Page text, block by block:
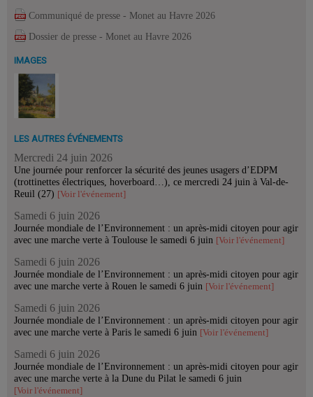
Communiqué de presse - Monet au Havre 2026
Dossier de presse - Monet au Havre 2026
IMAGES
LES AUTRES ÉVÉNEMENTS
Mercredi 24 juin 2026
Une journée pour renforcer la sécurité des jeunes usagers d’EDPM
(trottinettes électriques, hoverboard…), ce mercredi 24 juin à Val-de-
Reuil (27) [Voir l'événement]
Samedi 6 juin 2026
Journée mondiale de l’Environnement : un après-midi citoyen pour agir
avec une marche verte à Toulouse le samedi 6 juin [Voir l'événement]
Samedi 6 juin 2026
Journée mondiale de l’Environnement : un après-midi citoyen pour agir
avec une marche verte à Rouen le samedi 6 juin [Voir l'événement]
Samedi 6 juin 2026
Journée mondiale de l’Environnement : un après-midi citoyen pour agir
avec une marche verte à Paris le samedi 6 juin [Voir l'événement]
Samedi 6 juin 2026
Journée mondiale de l’Environnement : un après-midi citoyen pour agir
avec une marche verte à la Dune du Pilat le samedi 6 juin
[Voir l'événement]